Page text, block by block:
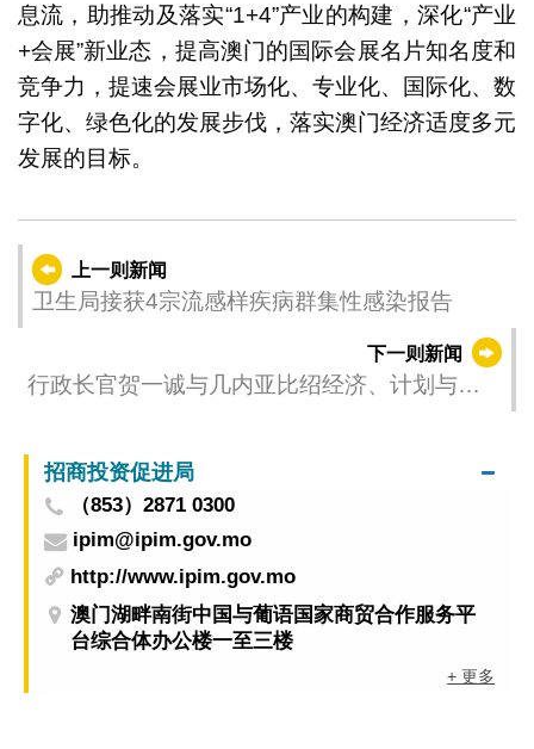
息流，助推动及落实“1+4”产业的构建，深化“产业
+会展”新业态，提高澳门的国际会展名片知名度和
竞争力，提速会展业市场化、专业化、国际化、数
字化、绿色化的发展步伐，落实澳门经济适度多元
发展的目标。
上一则新闻
卫生局接获4宗流感样疾病群集性感染报告
下一则新闻
行政长官贺一诚与几内亚比绍经济、计划与区
招商投资促进局
（853）2871 0300
ipim@ipim.gov.mo
http://www.ipim.gov.mo
澳门湖畔南街中国与葡语国家商贸合作服务平
台综合体办公楼一至三楼
+ 更多